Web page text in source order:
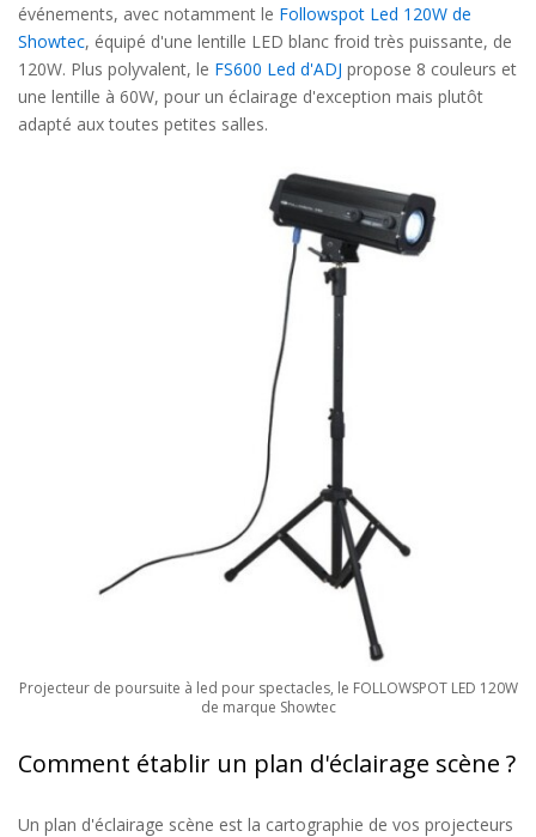
événements, avec notamment le Followspot Led 120W de
Showtec, équipé d'une lentille LED blanc froid très puissante, de
120W. Plus polyvalent, le FS600 Led d'ADJ propose 8 couleurs et
une lentille à 60W, pour un éclairage d'exception mais plutôt
adapté aux toutes petites salles.
Projecteur de poursuite à led pour spectacles, le FOLLOWSPOT LED 120W
de marque Showtec
Comment établir un plan d'éclairage scène ?
Un plan d'éclairage scène est la cartographie de vos projecteurs